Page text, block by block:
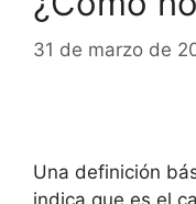
31 de marzo de
Una definición
indica que es el